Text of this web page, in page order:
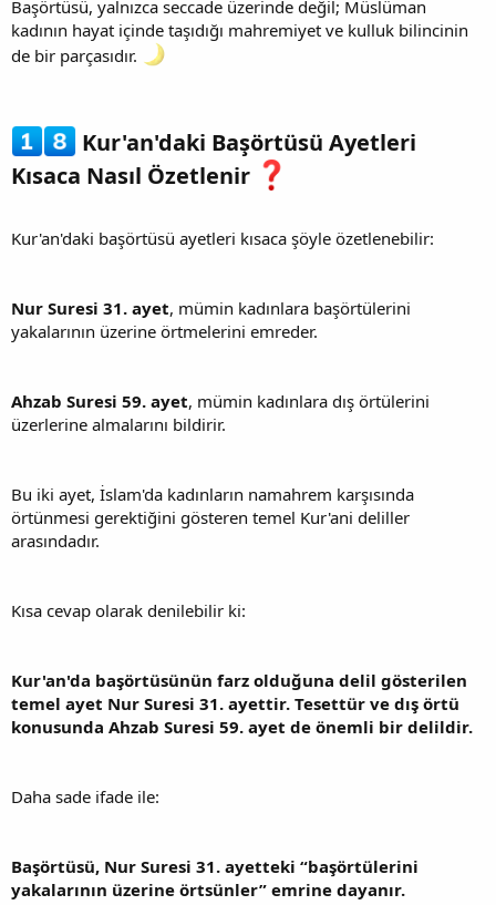
Başörtüsü, yalnızca seccade üzerinde değil; Müslüman
kadının hayat içinde taşıdığı mahremiyet ve kulluk bilincinin
de bir parçasıdır.
Kur'an'daki Başörtüsü Ayetleri
Kısaca Nasıl Özetlenir
Kur'an'daki başörtüsü ayetleri kısaca şöyle özetlenebilir:
Nur Suresi 31. ayet, mümin kadınlara başörtülerini
yakalarının üzerine örtmelerini emreder.
Ahzab Suresi 59. ayet, mümin kadınlara dış örtülerini
üzerlerine almalarını bildirir.
Bu iki ayet, İslam'da kadınların namahrem karşısında
örtünmesi gerektiğini gösteren temel Kur'ani deliller
arasındadır.
Kısa cevap olarak denilebilir ki:
Kur'an'da başörtüsünün farz olduğuna delil gösterilen
temel ayet Nur Suresi 31. ayettir. Tesettür ve dış örtü
konusunda Ahzab Suresi 59. ayet de önemli bir delildir.
Daha sade ifade ile:
Başörtüsü, Nur Suresi 31. ayetteki “başörtülerini
yakalarının üzerine örtsünler” emrine dayanır.